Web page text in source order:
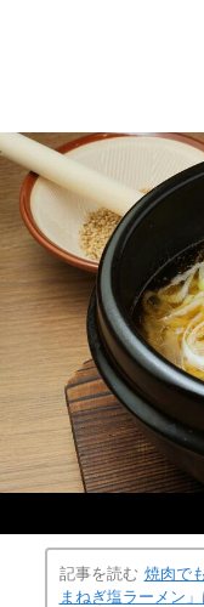
記事を読む 焼肉で
まねぎ塩ラーメン